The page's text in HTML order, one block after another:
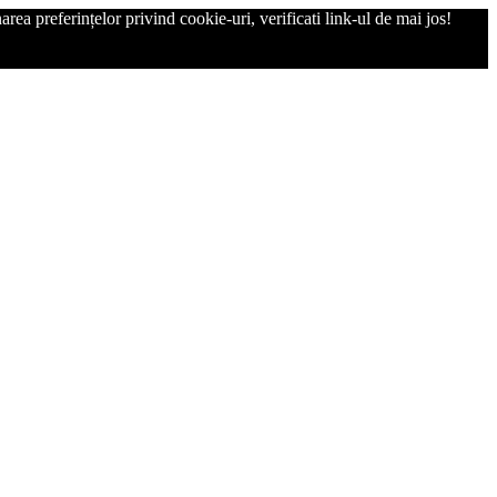
preferințelor privind cookie-uri, verificati link-ul de mai jos!